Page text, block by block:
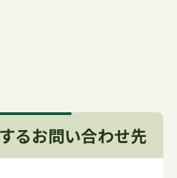
るお問い合わせ先